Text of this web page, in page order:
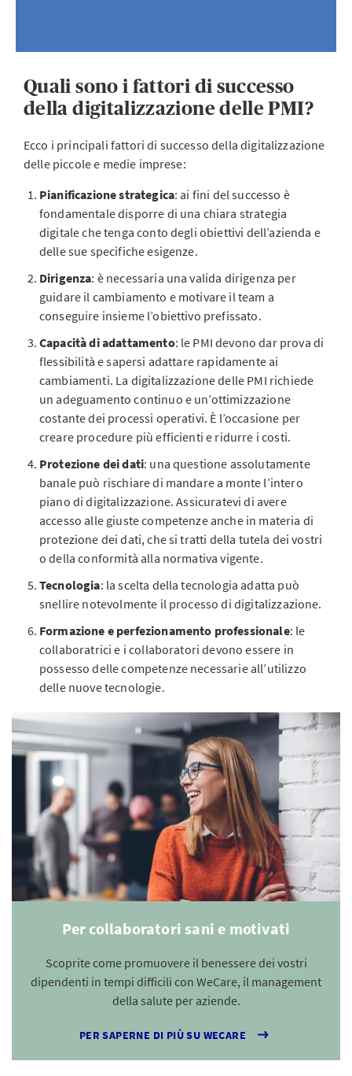
Quali sono i fattori di successo
della digitalizzazione delle PMI?
Ecco i principali fattori di successo della digitalizzazione
delle piccole e medie imprese:
Pianificazione strategica: ai fini del successo è
fondamentale disporre di una chiara strategia
digitale che tenga conto degli obiettivi dell’azienda e
delle sue specifiche esigenze.
Dirigenza: è necessaria una valida dirigenza per
guidare il cambiamento e motivare il team a
conseguire insieme l’obiettivo prefissato.
Capacità di adattamento: le PMI devono dar prova di
flessibilità e sapersi adattare rapidamente ai
cambiamenti. La digitalizzazione delle PMI richiede
un adeguamento continuo e un’ottimizzazione
costante dei processi operativi. È l’occasione per
creare procedure più efficienti e ridurre i costi.
Protezione dei dati: una questione assolutamente
banale può rischiare di mandare a monte l’intero
piano di digitalizzazione. Assicuratevi di avere
accesso alle giuste competenze anche in materia di
protezione dei dati, che si tratti della tutela dei vostri
o della conformità alla normativa vigente.
Tecnologia: la scelta della tecnologia adatta può
snellire notevolmente il processo di digitalizzazione.
Formazione e perfezionamento professionale: le
collaboratrici e i collaboratori devono essere in
possesso delle competenze necessarie all’utilizzo
delle nuove tecnologie.
Per collaboratori sani e motivati
Scoprite come promuovere il benessere dei vostri
dipendenti in tempi difficili con WeCare, il management
della salute per aziende.
PER SAPERNE DI PIÙ SU WECARE